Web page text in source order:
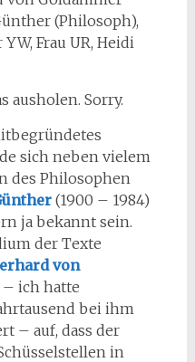
(Philosoph),
Frau UR, Heidi
ausholen. Sorry.
sich neben vielem
des Philosophen
(1900 – 1984)
ja bekannt sein.
der Texte
von
– ich hatte
bei ihm
– auf, dass der
in